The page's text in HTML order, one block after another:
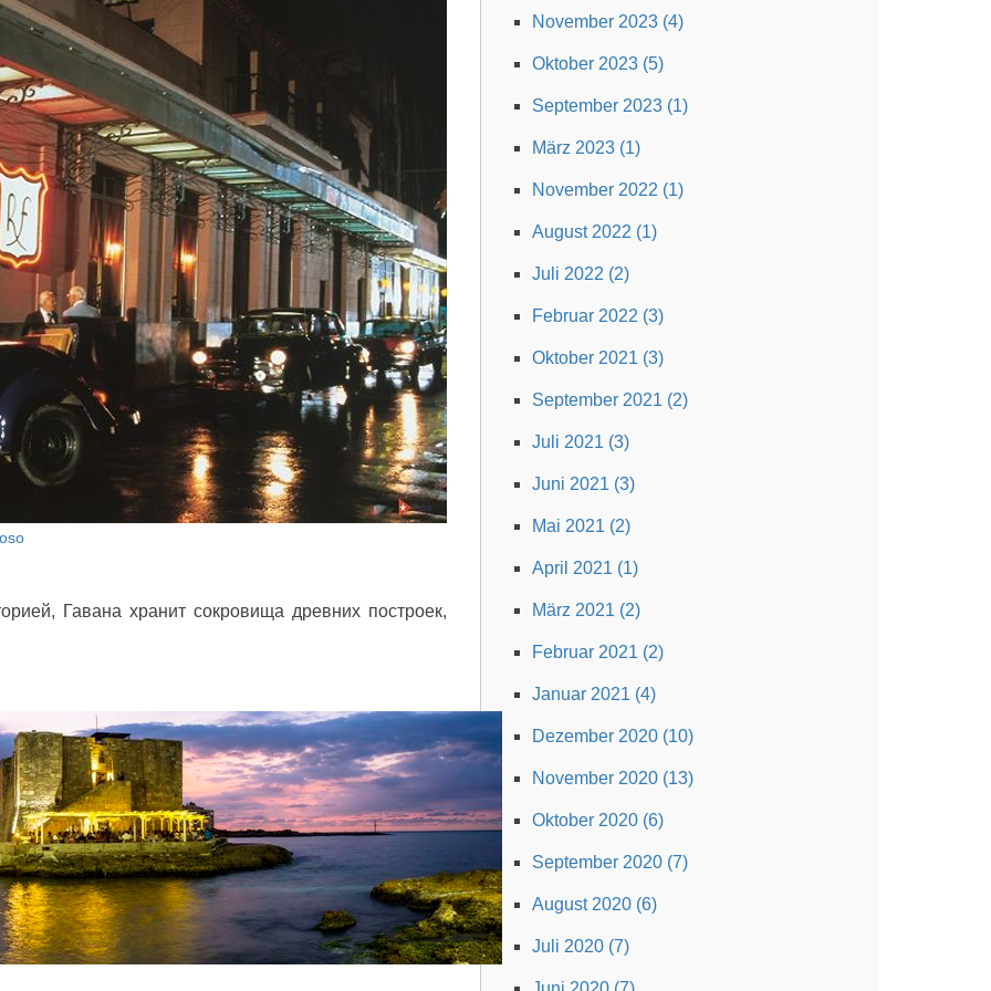
November 2023 (4)
Oktober 2023 (5)
September 2023 (1)
März 2023 (1)
November 2022 (1)
August 2022 (1)
Juli 2022 (2)
Februar 2022 (3)
Oktober 2021 (3)
September 2021 (2)
Juli 2021 (3)
Juni 2021 (3)
Mai 2021 (2)
April 2021 (1)
März 2021 (2)
Februar 2021 (2)
Januar 2021 (4)
Dezember 2020 (10)
November 2020 (13)
Oktober 2020 (6)
September 2020 (7)
August 2020 (6)
Juli 2020 (7)
Гавана хранит сокровища древних построек,